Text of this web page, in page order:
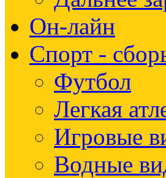
Он-лайн
Спорт -
Футбол
Легкая
Игровые
Водные